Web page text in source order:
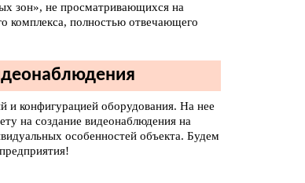
зон», не просматривающихся на
комплекса, полностью отвечающего
и конфигурацией оборудования. На нее
на создание видеонаблюдения на
особенностей объекта. Будем